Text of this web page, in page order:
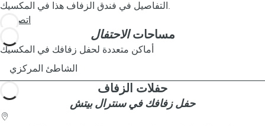
التفاصيل في فندق الزفاف هذا في المكسيك.
اتصل بنا
مساحاتالاحتفال
أماكن متعددة لحفل زفافك في المكسيك
الشاطئ المركزي
حفلات الزفاف
حفل زفافك في سنترال بيتش